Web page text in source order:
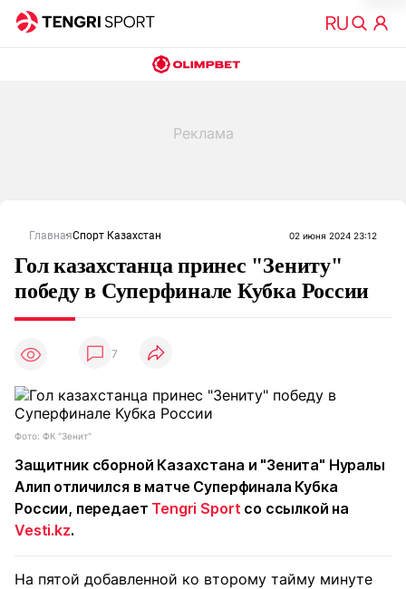
ГлавнаяСпорт Казахстан 02 июня 2024 23:12
Гол казахстанца принес "Зениту"
победу в Суперфинале Кубка России
7
Фото: ФК "Зенит"
Защитник сборной Казахстана и "Зенита" Нуралы
Алип отличился в матче Суперфинала Кубка
России, передает Tengri Sport со ссылкой на
Vesti.kz.
На пятой добавленной ко второму тайму минуте